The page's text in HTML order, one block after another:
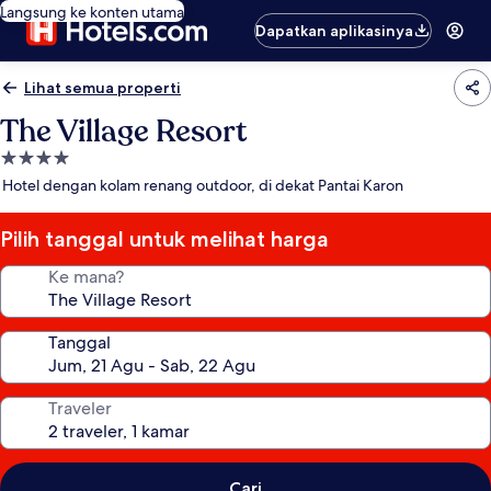
Langsung ke konten utama
Dapatkan aplikasinya
Lihat semua properti
The Village Resort
Properti
bintang
Hotel dengan kolam renang outdoor, di dekat Pantai Karon
Pilih tanggal untuk melihat harga
Ke mana?
Tanggal
Traveler